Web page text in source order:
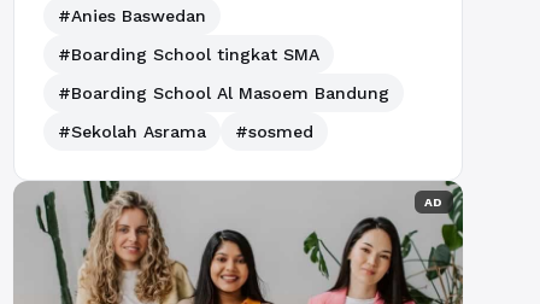
#Anies Baswedan
#Boarding School tingkat SMA
#Boarding School Al Masoem Bandung
#Sekolah Asrama
#sosmed
AD